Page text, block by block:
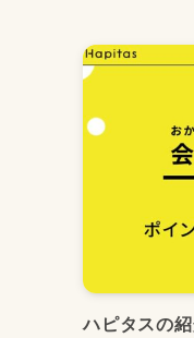
ハピタスの